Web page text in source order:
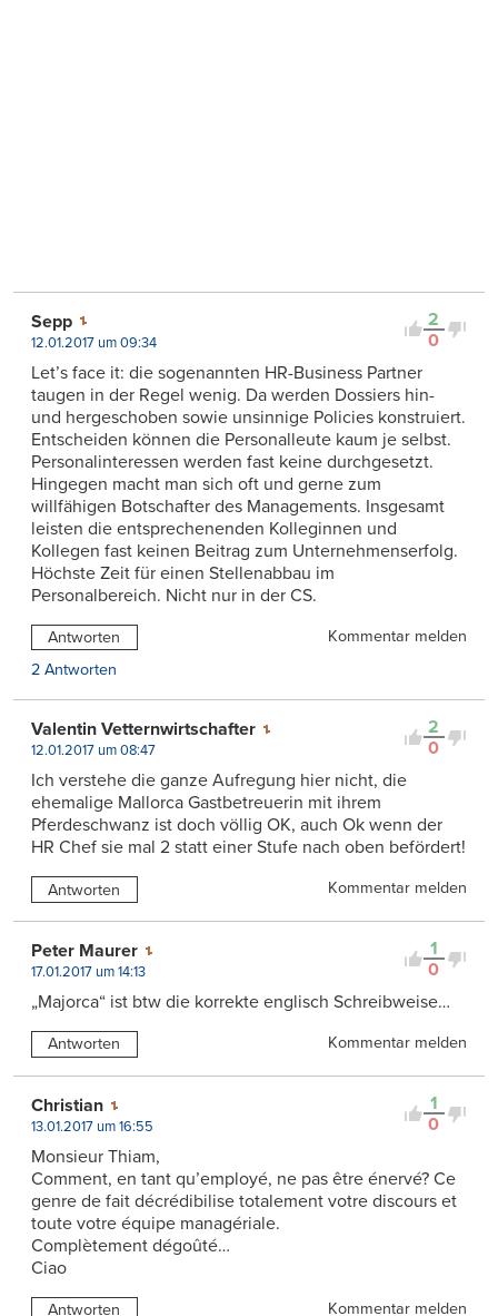
2
0
Sepp
12.01.2017 um 09:34
Let’s face it: die sogenannten HR-Business Partner
taugen in der Regel wenig. Da werden Dossiers hin-
und hergeschoben sowie unsinnige Policies konstruiert.
Entscheiden können die Personalleute kaum je selbst.
Personalinteressen werden fast keine durchgesetzt.
Hingegen macht man sich oft und gerne zum
willfähigen Botschafter des Managements. Insgesamt
leisten die entsprechenenden Kolleginnen und
Kollegen fast keinen Beitrag zum Unternehmenserfolg.
Höchste Zeit für einen Stellenabbau im
Personalbereich. Nicht nur in der CS.
Antworten
Kommentar melden
2 Antworten
2
0
Valentin Vetternwirtschafter
12.01.2017 um 08:47
Ich verstehe die ganze Aufregung hier nicht, die
ehemalige Mallorca Gastbetreuerin mit ihrem
Pferdeschwanz ist doch völlig OK, auch Ok wenn der
HR Chef sie mal 2 statt einer Stufe nach oben befördert!
Antworten Kommentar melden
1
0
Peter Maurer
17.01.2017 um 14:13
„Majorca“ ist btw die korrekte englisch Schreibweise…
Antworten Kommentar melden
1
0
Christian
13.01.2017 um 16:55
Monsieur Thiam,
Comment, en tant qu’employé, ne pas être énervé? Ce
genre de fait décrédibilise totalement votre discours et
toute votre équipe managériale.
Complètement dégoûté…
Ciao
Antworten Kommentar melden